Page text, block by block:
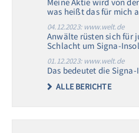
was heißt das für mich
04.12.2023: www.welt.de
Anwälte rüsten sich für
Schlacht um Signa-
01.12.2023: www.welt.de
Das bedeutet die
ALLE BERICHTE